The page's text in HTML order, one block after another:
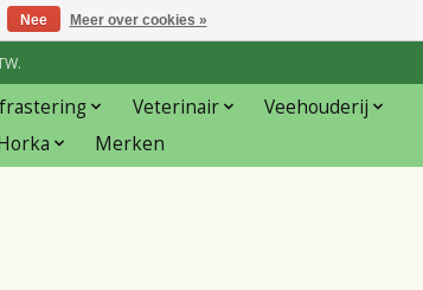
Veterinair
Veehouderij
Merken
Nee Meer over cookies »